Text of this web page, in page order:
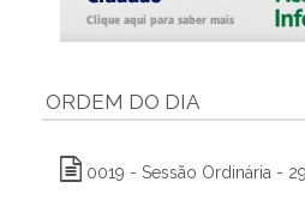
ORDEM DO DIA
0019 - Sessão Ordinária -